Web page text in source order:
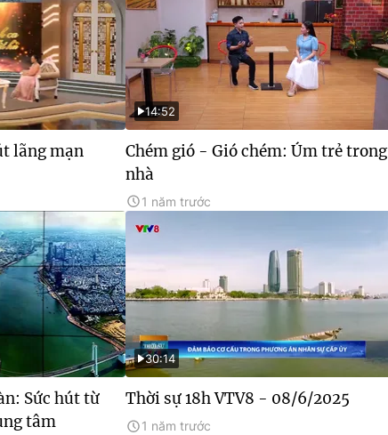
lãng mạn
14:52
Chém gió - Gió chém: Úm trẻ trong
nhà
1 năm trước
Sức hút từ
tâm
30:14
Thời sự 18h VTV8 - 08/6/2025
1 năm trước